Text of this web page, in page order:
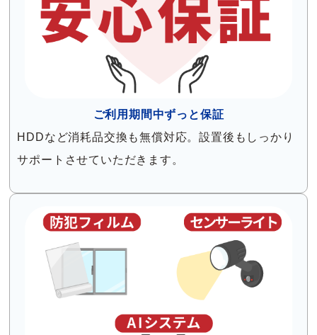
ご利用期間中ずっと保証
HDDなど消耗品交換も無償対応。設置後もしっかり
サポートさせていただきます。